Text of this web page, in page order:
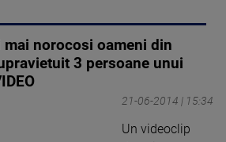
mai norocosi oameni din
3 persoane unui
21-06-2014 | 15:34
Un videoclip